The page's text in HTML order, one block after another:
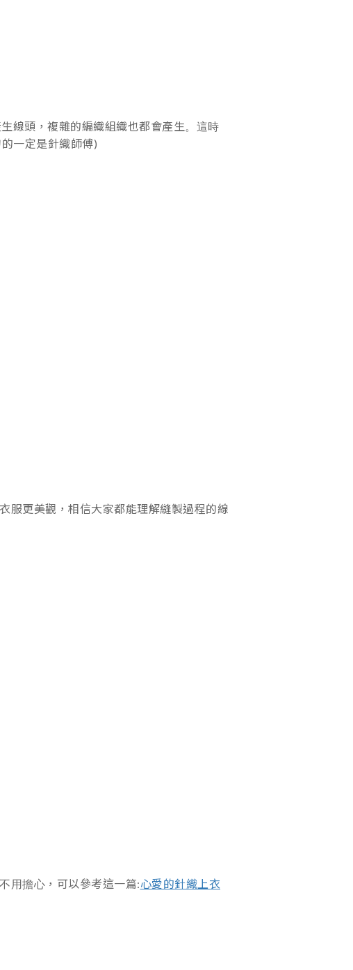
線頭，複雜的編織組織也都會產生。這時
的一定是針織師傅)
服更美觀，相信大家都能理解縫製過程的線
用擔心 ，可以參考這一篇:心愛的針織上衣